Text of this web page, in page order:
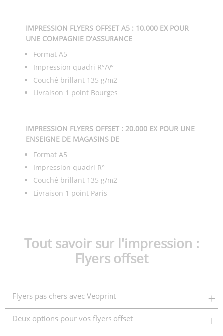
IMPRESSION FLYERS OFFSET A5 : 10.000 EX POUR
UNE COMPAGNIE D'ASSURANCE
Format A5
Impression quadri R°/V°
Couché brillant 135 g/m2
Livraison 1 point Bourges
IMPRESSION FLYERS OFFSET : 20.000 EX POUR UNE
ENSEIGNE DE MAGASINS DE
Format A5
Impression quadri R°
Couché brillant 135 g/m2
Livraison 1 point Paris
Tout savoir sur l'impression :
Flyers offset
Flyers pas chers avec Veoprint
Deux options pour vos flyers offset